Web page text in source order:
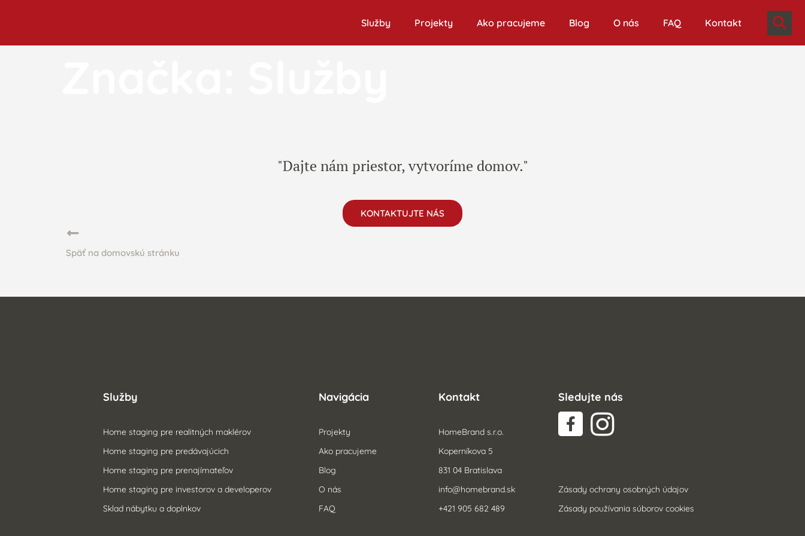
Služby Projekty Ako pracujeme Blog O nás FAQ Kontakt
"Dajte nám priestor, vytvoríme domov."
KONTAKTUJTE NÁS
Späť na domovskú stránku
Služby
Home staging pre realitných maklérov
Home staging pre predávajúcich
Home staging pre prenajímateľov
Home staging pre investorov a developerov
Sklad nábytku a doplnkov
Navigácia
Projekty
Ako pracujeme
Blog
O nás
FAQ
Kontakt
HomeBrand s.r.o.
Koperníkova 5
831 04 Bratislava
info@homebrand.sk
+421 905 682 489
Sledujte nás
Zásady ochrany osobných údajov
Zásady používania súborov cookies